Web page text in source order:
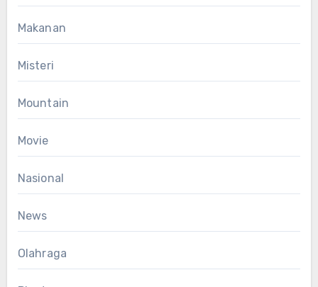
Makanan
Misteri
Mountain
Movie
Nasional
News
Olahraga